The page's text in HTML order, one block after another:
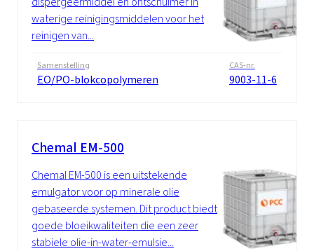
waterige reinigingsmiddelen voor het
reinigen van...
Samenstelling
EO/PO-blokcopolymeren
CAS-nr.
9003-11-6
Chemal EM-500
Chemal EM-500 is een uitstekende
emulgator voor op minerale olie
gebaseerde systemen. Dit product biedt
goede bloeikwaliteiten die een zeer
stabiele olie-in-water-emulsie...